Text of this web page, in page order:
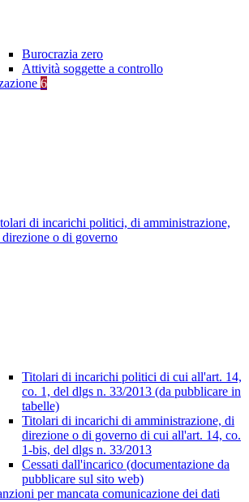
Burocrazia zero
Attività soggette a controllo
6
di incarichi politici, di amministrazione,
o di governo
Titolari di incarichi politici di cui all'art. 14,
co. 1, del dlgs n. 33/2013 (da pubblicare in
tabelle)
Titolari di incarichi di amministrazione, di
direzione o di governo di cui all'art. 14, co.
1-bis, del dlgs n. 33/2013
Cessati dall'incarico (documentazione da
pubblicare sul sito web)
per mancata comunicazione dei dati